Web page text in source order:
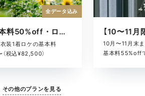
【7〜9月限定】基本料50%off・ロケキャンペーン
装1着ロケの基本料
税込¥82,500）
全データ込み
10月〜11月末
基本料55%off
その他のプランを見る